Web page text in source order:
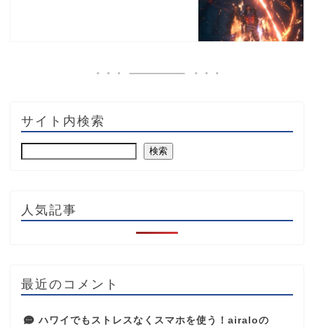
サイト内検索
検索
人気記事
最近のコメント
ハワイでもストレスなくスマホを使う！airaloの